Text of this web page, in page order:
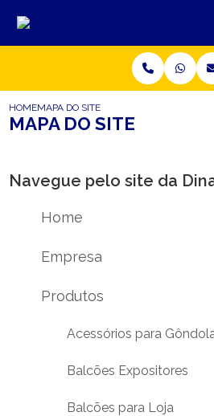
HOMEMAPA DO SITE
MAPA DO SITE
Navegue pelo site da
Home
Empresa
Produtos
Acessórios para
Balcões Expositores
Balcões para Loja